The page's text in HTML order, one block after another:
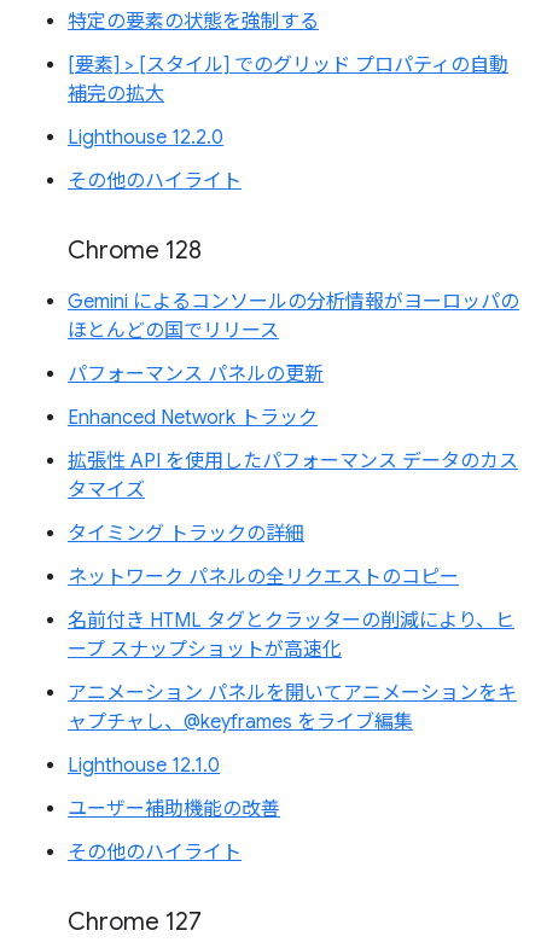
特定の要素の状態を強制する
[要素] > [スタイル] でのグリッド プロパティの自動
補完の拡大
Lighthouse 12.2.0
その他のハイライト
Chrome 128
Gemini によるコンソールの分析情報がヨーロッパの
ほとんどの国でリリース
パフォーマンス パネルの更新
Enhanced Network トラック
拡張性 API を使用したパフォーマンス データのカス
タマイズ
タイミング トラックの詳細
ネットワーク パネルの全リクエストのコピー
名前付き HTML タグとクラッターの削減により、ヒ
ープ スナップショットが高速化
アニメーション パネルを開いてアニメーションをキ
ャプチャし、@keyframes をライブ編集
Lighthouse 12.1.0
ユーザー補助機能の改善
その他のハイライト
Chrome 127